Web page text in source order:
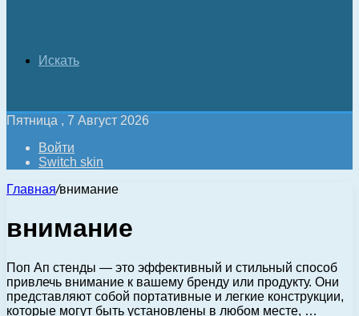
Искать
Пятница , 7 Август 2026
Войти
Switch skin
Главная/внимание
внимание
Поп Ап стенды — это эффективный и стильный способ
привлечь внимание к вашему бренду или продукту. Они
представляют собой портативные и легкие конструкции,
которые могут быть установлены в любом месте, …